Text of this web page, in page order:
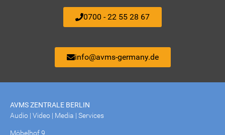
0700 - 22 55 28 67
info@avms-germany.de
AVMS ZENTRALE BERLIN
Audio | Video | Media | Services
Möbelhof 9